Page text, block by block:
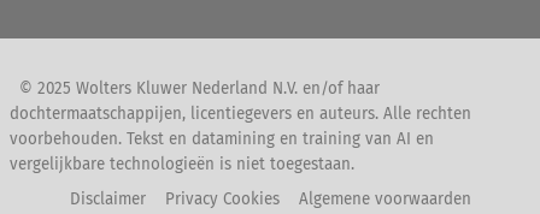
© 2025 Wolters Kluwer Nederland N.V. en/of haar
dochtermaatschappijen, licentiegevers en auteurs. Alle rechten
voorbehouden. Tekst en datamining en training van AI en
vergelijkbare technologieën is niet toegestaan.
Disclaimer
Privacy Cookies Algemene voorwaarden